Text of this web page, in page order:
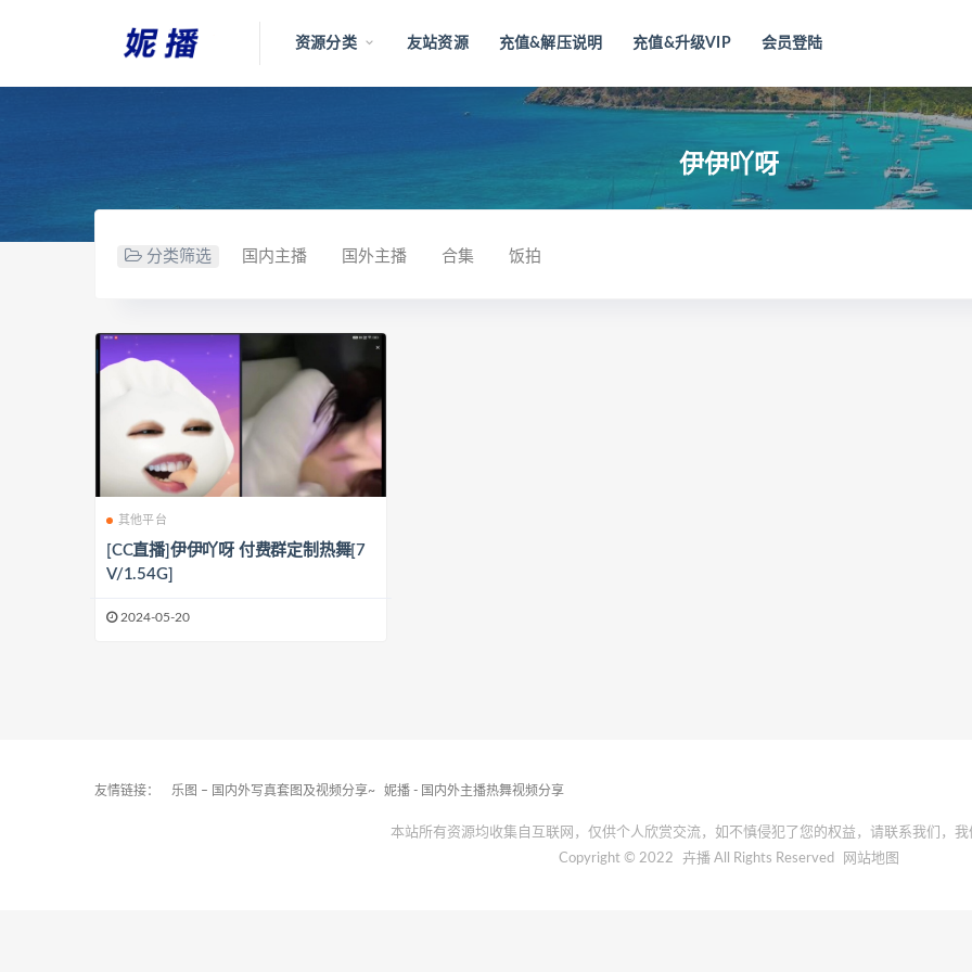
资源分类 友站资源 充值&解压说明 充值&升级VIP 会员登陆
伊伊吖呀
分类筛选 国内主播 国外主播 合集 饭拍
其他平台
[CC直播]伊伊吖呀 付费群定制热舞[7
V/1.54G]
2024-05-20
友情链接： 乐图 – 国内外写真套图及视频分享~ 妮播 - 国内外主播热舞视频分享
本站所有资源均收集自互联网，仅供个人欣赏交流，如不慎侵犯了您的权益，请联系我们，我
Copyright © 2022
卉播 All Rights Reserved 网站地图